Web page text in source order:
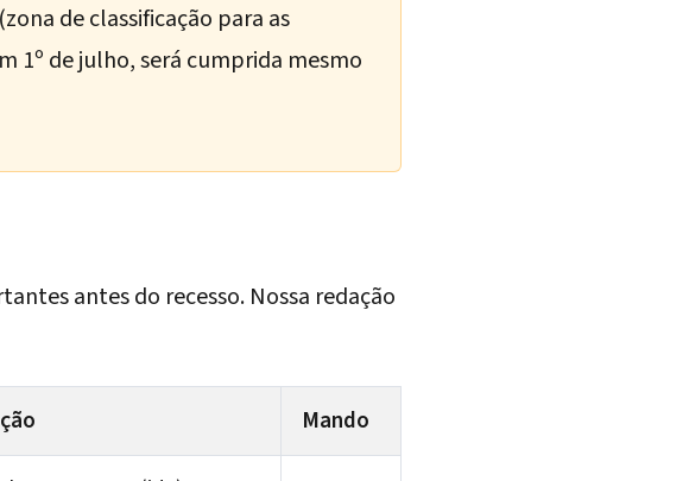
de classificação para as
1º de julho, será cumprida mesmo
antes do recesso. Nossa redação
Mando